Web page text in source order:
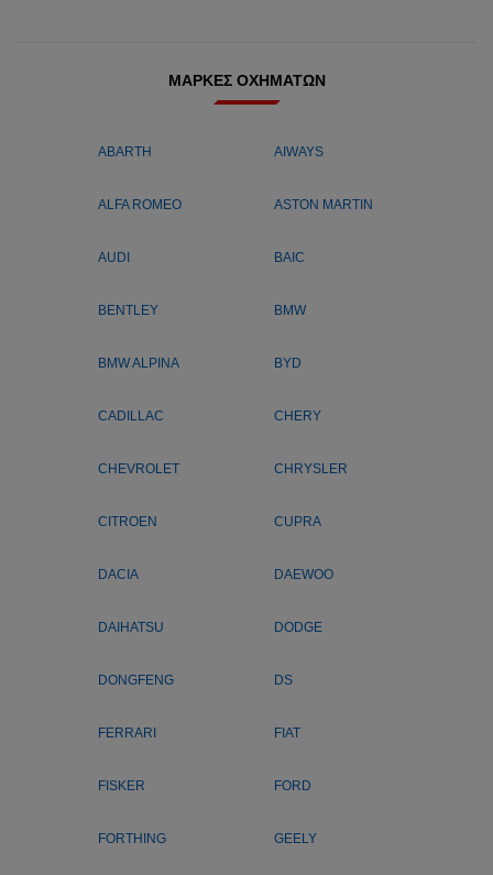
ΜΆΡΚΕΣ ΟΧΗΜΆΤΩΝ
ABARTH AIWAYS
ALFA ROMEO ASTON MARTIN
AUDI BAIC
BENTLEY BMW
BMW ALPINA BYD
CADILLAC CHERY
CHEVROLET CHRYSLER
CITROEN CUPRA
DACIA DAEWOO
DAIHATSU DODGE
DONGFENG DS
FERRARI FIAT
FISKER FORD
FORTHING GEELY